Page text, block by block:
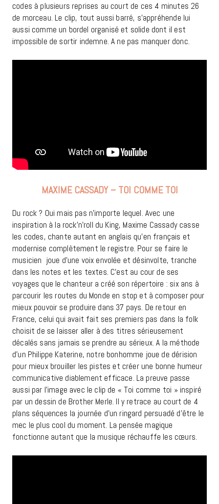
codes à plusieurs reprises au court de ces 4 minutes 26
de morceau. Le clip, tout aussi barré, s’appréhende lui
aussi comme un bordel organisé et solide dont il est
impossible de sortir indemne. A ne pas manquer donc.
MAXIME CASSADY – TOI COMME TOI
Du rock ? Oui mais pas n’importe lequel. Avec une
inspiration à la rock’n’roll du King, Maxime Cassady casse
les codes, chante autant en anglais qu’en français et
modernise complètement le registre. Pour se faire le
musicien joue d’une voix envolée et désinvolte, tranche
dans les notes et les textes. C’est au cour de ses
voyages que le chanteur a créé son répertoire : six ans à
parcourir les routes du Monde en stop et à composer pour
mieux pouvoir se produire dans 37 pays. De retour en
France, celui qui avait fait ses premiers pas dans la folk
choisit de se laisser aller à des titres sérieusement
décalés sans jamais se prendre au sérieux. A la méthode
d’un Philippe Katerine, notre bonhomme joue de dérision
pour mieux brouiller les pistes et créer une bonne humeur
communicative diablement efficace. La preuve passe
aussi par l’image avec le clip de « Toi comme toi » inspiré
par un dessin de Brother Merle. Il y retrace au court de 4
plans séquences la journée d’un ringard persuadé d’être le
mec le plus cool du moment. La pensée magique
fonctionne autant que la musique réchauffe les cœurs.